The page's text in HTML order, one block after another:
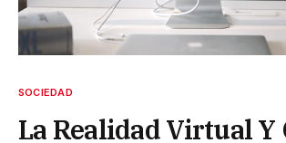
SOCIEDAD
La Realidad Virtual Y